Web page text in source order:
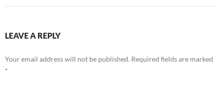
LEAVE A REPLY
Your email address will not be published. Required fields are marked
*